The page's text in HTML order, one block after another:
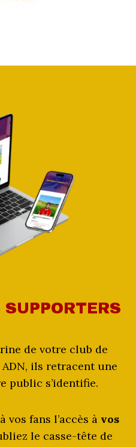
SUPPORTERS
de votre club de
ils retracent une
public s’identifie.
fans l’accès à vos
le casse-tête de